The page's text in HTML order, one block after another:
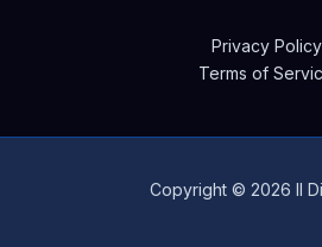
Privacy Policy
Terms of
Copyright © 2026 Il